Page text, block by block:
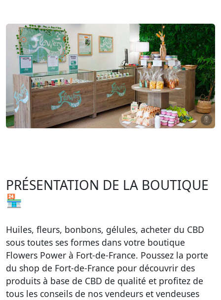
PRÉSENTATION DE LA BOUTIQUE
🏪
Huiles, fleurs, bonbons, gélules, acheter du CBD
sous toutes ses formes dans votre boutique
Flowers Power à Fort-de-France. Poussez la porte
du shop de Fort-de-France pour découvrir des
produits à base de CBD de qualité et profitez de
tous les conseils de nos vendeurs et vendeuses